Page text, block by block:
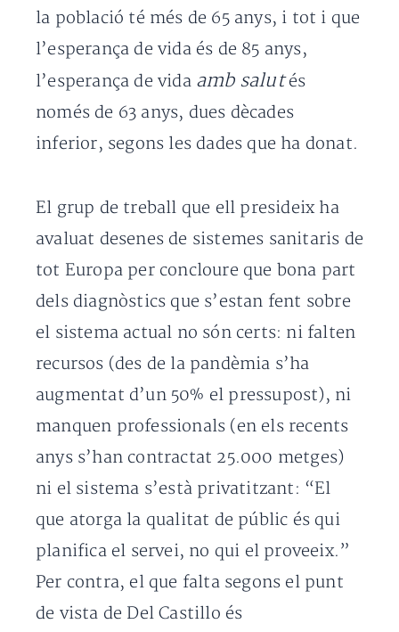
la població té més de 65 anys, i tot i que
l’esperança de vida és de 85 anys,
l’esperança de vida amb salutés
només de 63 anys, dues dècades
inferior, segons les dades que ha donat.
El grup de treball que ell presideix ha
avaluat desenes de sistemes sanitaris de
tot Europa per concloure que bona part
dels diagnòstics que s’estan fent sobre
el sistema actual no són certs: ni falten
recursos (des de la pandèmia s’ha
augmentat d’un 50% el pressupost), ni
manquen professionals (en els recents
anys s’han contractat 25.000 metges)
ni el sistema s’està privatitzant: “El
que atorga la qualitat de públic és qui
planifica el servei, no qui el proveeix.”
Per contra, el que falta segons el punt
de vista de Del Castillo és